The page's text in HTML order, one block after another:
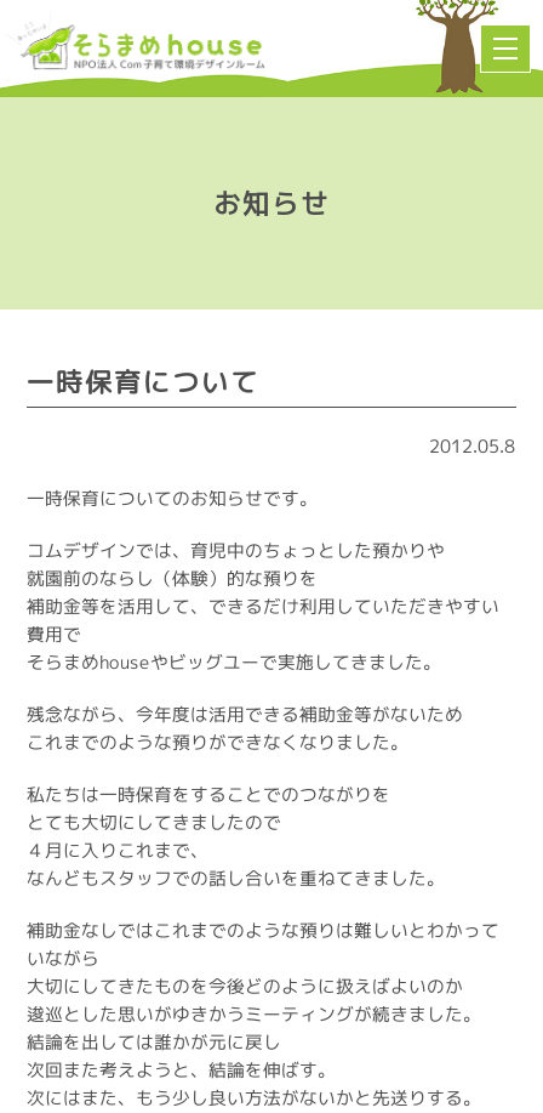
お知らせ
一時保育について
2012.05.8
一時保育についてのお知らせです。
コムデザインでは、育児中のちょっとした預かりや
就園前のならし（体験）的な預りを
補助金等を活用して、できるだけ利用していただきやすい
費用で
そらまめhouseやビッグユーで実施してきました。
残念ながら、今年度は活用できる補助金等がないため
これまでのような預りができなくなりました。
私たちは一時保育をすることでのつながりを
とても大切にしてきましたので
４月に入りこれまで、
なんどもスタッフでの話し合いを重ねてきました。
補助金なしではこれまでのような預りは難しいとわかって
いながら
大切にしてきたものを今後どのように扱えばよいのか
逡巡とした思いがゆきかうミーティングが続きました。
結論を出しては誰かが元に戻し
次回また考えようと、結論を伸ばす。
次にはまた、もう少し良い方法がないかと先送りする。